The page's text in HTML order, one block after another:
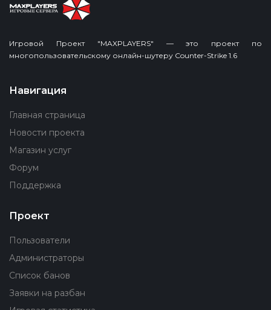
Игровой Проект "MAXPLAYERS" — это проект по
многопользовательскому онлайн-шутеру Counter-Strike 1.6
Навигация
Главная страница
Новости проекта
Магазин услуг
Форум
Поддержка
Проект
Пользователи
Администраторы
Список банов
Заявки на разбан